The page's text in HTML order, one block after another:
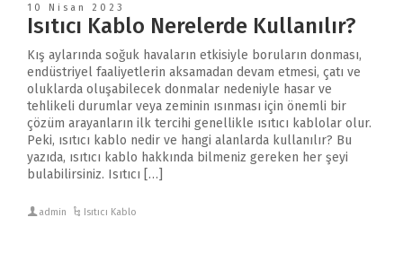
10 Nisan 2023
Isıtıcı Kablo Nerelerde Kullanılır?
Kış aylarında soğuk havaların etkisiyle boruların donması,
endüstriyel faaliyetlerin aksamadan devam etmesi, çatı ve
oluklarda oluşabilecek donmalar nedeniyle hasar ve
tehlikeli durumlar veya zeminin ısınması için önemli bir
çözüm arayanların ilk tercihi genellikle ısıtıcı kablolar olur.
Peki, ısıtıcı kablo nedir ve hangi alanlarda kullanılır? Bu
yazıda, ısıtıcı kablo hakkında bilmeniz gereken her şeyi
bulabilirsiniz. Isıtıcı […]
admin Isıtıcı Kablo